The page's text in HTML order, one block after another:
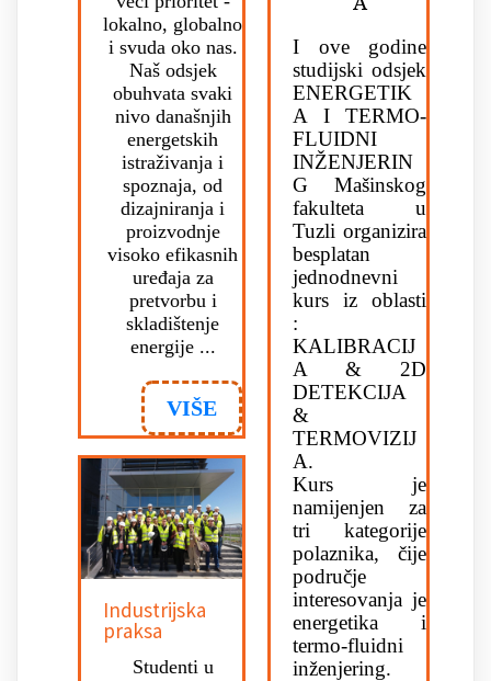
lokalno, globalno
i svuda oko nas.
Naš odsjek
obuhvata svaki
nivo današnjih
energetskih
istraživanja i
spoznaja, od
dizajniranja i
proizvodnje
visoko efikasnih
uređaja za
pretvorbu i
skladištenje
energije ...
VIŠE
Industrijska
praksa
Studenti u
I ove godine
studijski odsjek
ENERGETIK
A I TERMO-
FLUIDNI
INŽENJERIN
G Mašinskog
fakulteta u
Tuzli organizira
besplatan
jednodnevni
kurs iz oblasti
:
KALIBRACIJ
A & 2D
DETEKCIJA
&
TERMOVIZIJ
A.
Kurs je
namijenjen za
tri kategorije
polaznika, čije
područje
interesovanja je
energetika i
termo-fluidni
inženjering.